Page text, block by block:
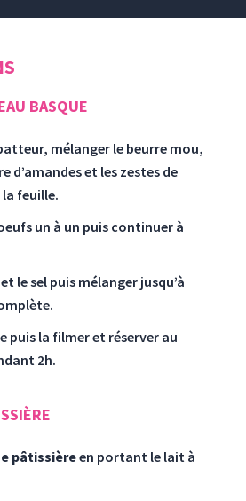
BASQUE
mélanger le beurre mou,
d’amandes et les zestes de
la feuille.
un à un puis continuer à
le sel puis mélanger jusqu’à
puis la filmer et réserver au
2h.
pâtissièreen portant le lait à